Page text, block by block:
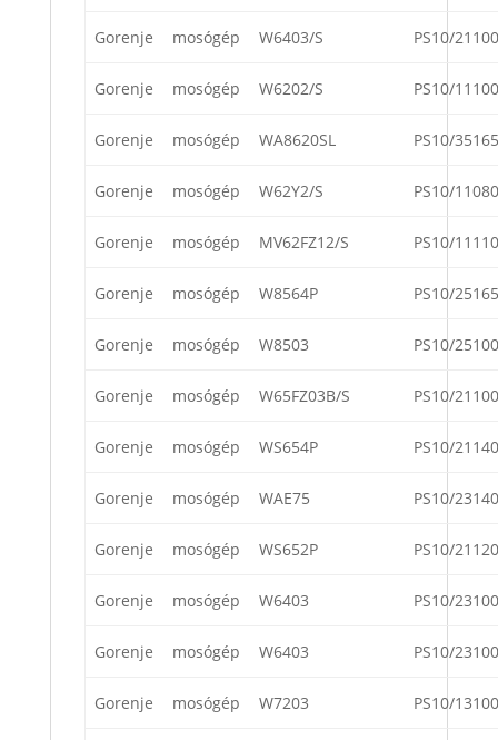
Gorenje mosógép W6403/S PS10/21100
Gorenje mosógép W6202/S PS10/11100
Gorenje mosógép WA8620SL PS10/35165
Gorenje mosógép W62Y2/S PS10/11080
Gorenje mosógép MV62FZ12/S PS10/11110
Gorenje mosógép W8564P PS10/25165
Gorenje mosógép W8503 PS10/25100
Gorenje mosógép W65FZ03B/S PS10/21100
Gorenje mosógép WS654P PS10/21140
Gorenje mosógép WAE75 PS10/23140
Gorenje mosógép WS652P PS10/21120
Gorenje mosógép W6403 PS10/23100
Gorenje mosógép W6403 PS10/23100
Gorenje mosógép W7203 PS10/13100